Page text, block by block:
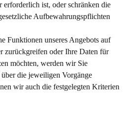
erforderlich ist, oder schränken die
Aufbewahrungspflichten
Funktionen unseres Angebots auf
zurückgreifen oder Ihre Daten für
möchten, werden wir Sie
die jeweiligen Vorgänge
wir auch die festgelegten Kriterien